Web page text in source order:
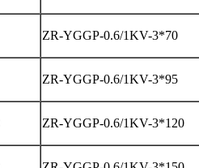
ZR-YGGP-0.6/1KV-3*70
ZR-YGGP-0.6/1KV-3*95
ZR-YGGP-0.6/1KV-3*120